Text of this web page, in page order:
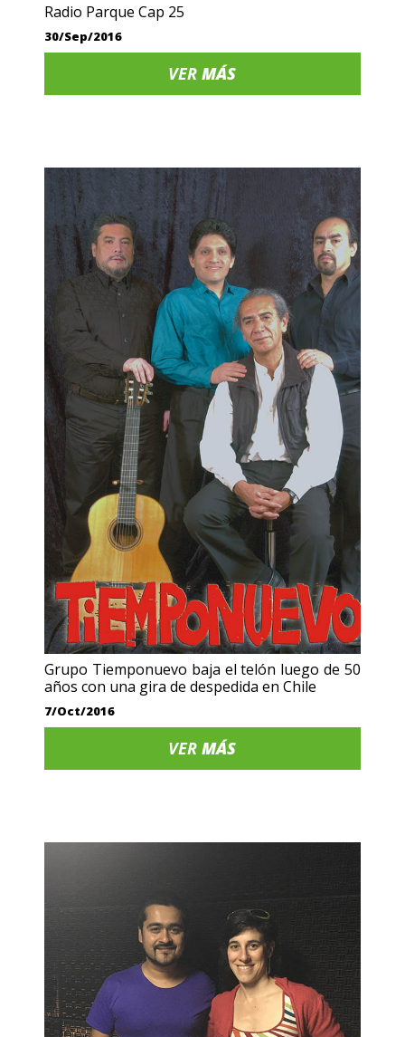
Radio Parque Cap 25
30/Sep/2016
VERMÁS
Grupo Tiemponuevo baja el telón luego de 50
años con una gira de despedida en Chile
7/Oct/2016
VERMÁS